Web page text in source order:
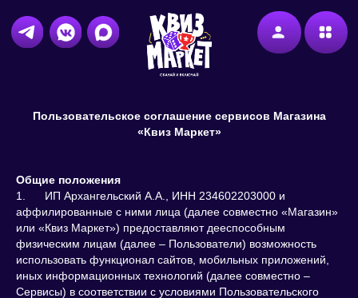
Магазина
«Квиз
Маркет»
Пользовательское соглашение сервисов Магазина
«Квиз Маркет»
Общие положения
1. ИП Архангельский А.А., ИНН 234602203000 и
аффилированные с ними лица (далее совместно «Магазин»
или «Квиз Маркет») предоставляют дееспособным
физическим лицам (далее – Пользователи) возможность
использовать функционал сайтов, мобильных приложений,
иных информационных технологий (далее совместно –
Сервисы) в соответствии с условиями Пользовательского